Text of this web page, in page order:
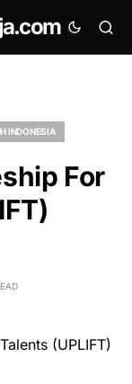
INDONESIA
For